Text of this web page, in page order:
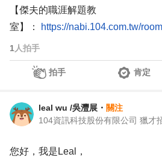
【傑夫的職涯解題教
室】：
https://nabi.104.com.tw/
1 人拍手
拍手 肯定
leal wu /吳灃展 ・ 關注
您好，我是Leal，